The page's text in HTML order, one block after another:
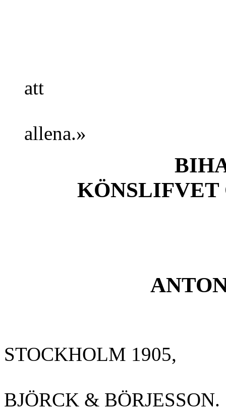
att
allena.»
KÖNSLIFVET
STOCKHOLM 1905,
BJÖRCK & BÖRJESSON.